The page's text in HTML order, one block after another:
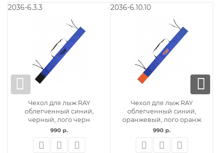
2036-6.3.3
Чехол для лыж RAY
облегченный синий,
черный, лого черн
990 р.
2036-6.10.10
Чехол для лыж RAY
облегченный синий,
оранжевый, лого оранж
990 р.